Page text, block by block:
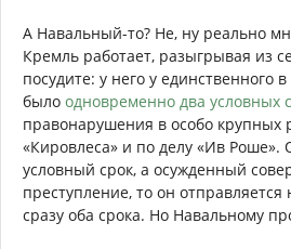
А Навальный-то? Не, ну реально
Кремль работает, разыгрывая из
посудите: у него у единственного
было одновременно два условных
правонарушения в особо крупных
«Кировлеса» и по делу «Ив Роше».
условный срок, а осужденный
преступление, то он
сразу оба срока. Но Навальному